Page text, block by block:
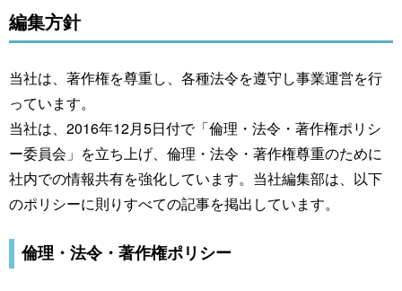
編集方針
当社は、著作権を尊重し、各種法令を遵守し事業運営を行
っています。
当社は、2016年12月5日付で「倫理・法令・著作権ポリシ
ー委員会」を立ち上げ、倫理・法令・著作権尊重のために
社内での情報共有を強化しています。当社編集部は、以下
のポリシーに則りすべての記事を掲出しています。
倫理・法令・著作権ポリシー